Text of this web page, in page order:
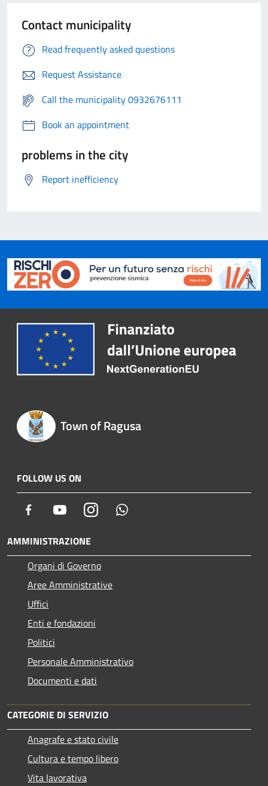
Contact municipality
Read frequently asked questions
Request Assistance
Call the municipality 0932676111
Book an appointment
problems in the city
Report inefficiency
Town of Ragusa
FOLLOW US ON
Facebook YoutubeInstagram
AMMINISTRAZIONE
Organi di Governo
Aree Amministrative
Uffici
Enti e fondazioni
Politici
Personale Amministrativo
Documenti e dati
CATEGORIE DI SERVIZIO
Anagrafe e stato civile
Cultura e tempo libero
Vita lavorativa